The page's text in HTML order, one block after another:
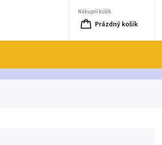
Nákupní košík
Prázdný košík